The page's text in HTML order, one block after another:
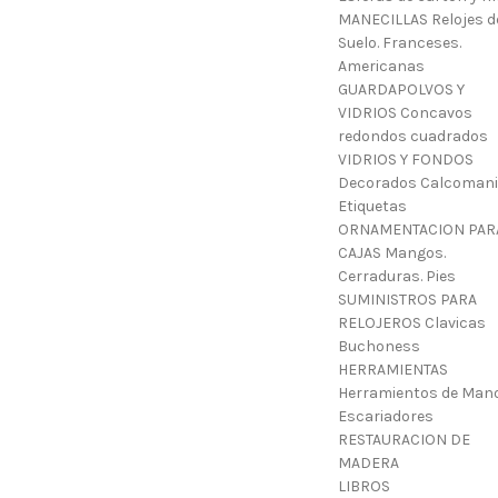
MANECILLAS Relojes
Suelo. Franceses.
Americanas
GUARDAPOLVOS Y
VIDRIOS Concavos
redondos cuadrados
VIDRIOS Y FONDOS
Decorados
Etiquetas
ORNAMENTACION
CAJAS Mangos.
Cerraduras. Pies
SUMINISTROS PARA
RELOJEROS Clavicas
Buchoness
HERRAMIENTAS
Herramientos de
Escariadores
RESTAURACION DE
MADERA
LIBROS